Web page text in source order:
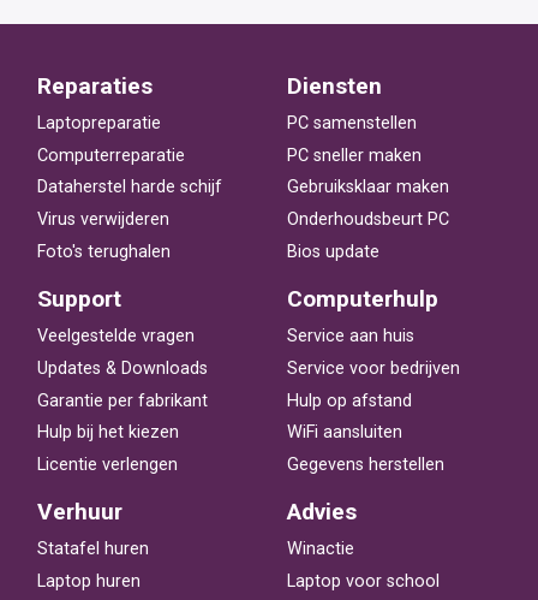
Reparaties
Laptopreparatie
Computerreparatie
Dataherstel harde schijf
Virus verwijderen
Foto's terughalen
Diensten
PC samenstellen
PC sneller maken
Gebruiksklaar maken
Onderhoudsbeurt PC
Bios update
Support
Veelgestelde vragen
Updates & Downloads
Garantie per fabrikant
Hulp bij het kiezen
Licentie verlengen
Computerhulp
Service aan huis
Service voor bedrijven
Hulp op afstand
WiFi aansluiten
Gegevens herstellen
Verhuur
Statafel huren
Laptop huren
Advies
Winactie
Laptop voor school